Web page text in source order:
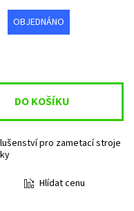
OBJEDNÁNO
pro zametací stroje
Hlídat cenu